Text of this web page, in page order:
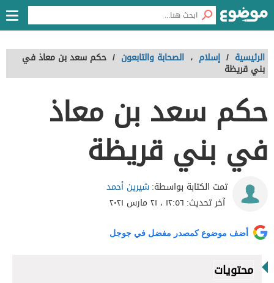
الرئيسية / إسلام ، الصحابة والتابعون / حكم سعد بن معاذ في
بني قريظة
حكم سعد بن معاذ
في بني قريظة
تمت الكتابة بواسطة:شيرين أحمد
آخر تحديث: ١٢:٥٦ ، ٢١ مارس ٢٠٢١
أضف موضوع كمصدر مفضل في جوجل
محتويات